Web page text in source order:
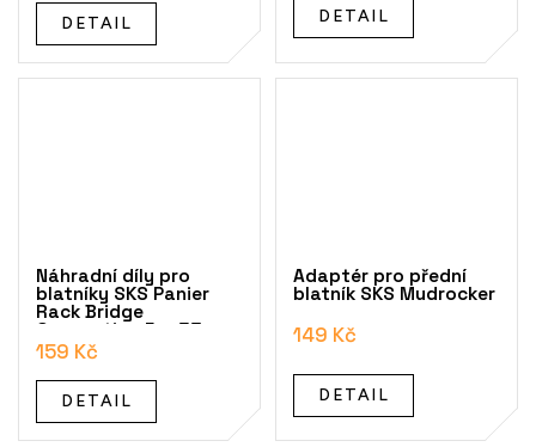
DETAIL DETAIL
Náhradní díly pro
blatníky SKS Panier
Rack Bridge
Connection For 53mm
Profiles
159 Kč
DETAIL
Adaptér pro přední
blatník SKS Mudrocker
149 Kč
DETAIL